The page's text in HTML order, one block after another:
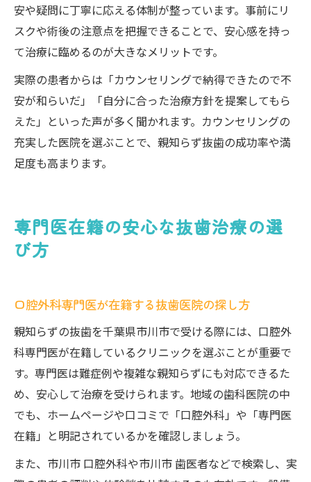
安や疑問に丁寧に応える体制が整っています。事前にリ
スクや術後の注意点を把握できることで、安心感を持っ
て治療に臨めるのが大きなメリットです。
実際の患者からは「カウンセリングで納得できたので不
安が和らいだ」「自分に合った治療方針を提案してもら
えた」といった声が多く聞かれます。カウンセリングの
充実した医院を選ぶことで、親知らず抜歯の成功率や満
足度も高まります。
専門医在籍の安心な抜歯治療の選
び方
口腔外科専門医が在籍する抜歯医院の探し方
親知らずの抜歯を千葉県市川市で受ける際には、口腔外
科専門医が在籍しているクリニックを選ぶことが重要で
す。専門医は難症例や複雑な親知らずにも対応できるた
め、安心して治療を受けられます。地域の歯科医院の中
でも、ホームページや口コミで「口腔外科」や「専門医
在籍」と明記されているかを確認しましょう。
また、市川市 口腔外科や市川市 歯医者などで検索し、実